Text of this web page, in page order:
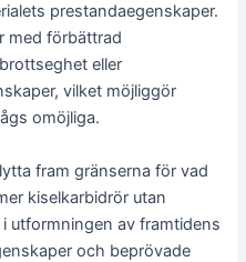
prestandaegenskaper.
med förbättrad
eller
vilket möjliggör
omöjliga.
fram gränserna för vad
kiselkarbidrör utan
utformningen av framtidens
och beprövade